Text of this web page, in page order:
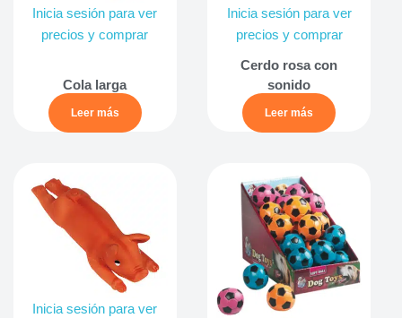
Inicia sesión para ver
precios y comprar
Cola larga
Leer más
Inicia sesión para ver
precios y comprar
Cerdo rosa con
sonido
Leer más
Inicia sesión para ver